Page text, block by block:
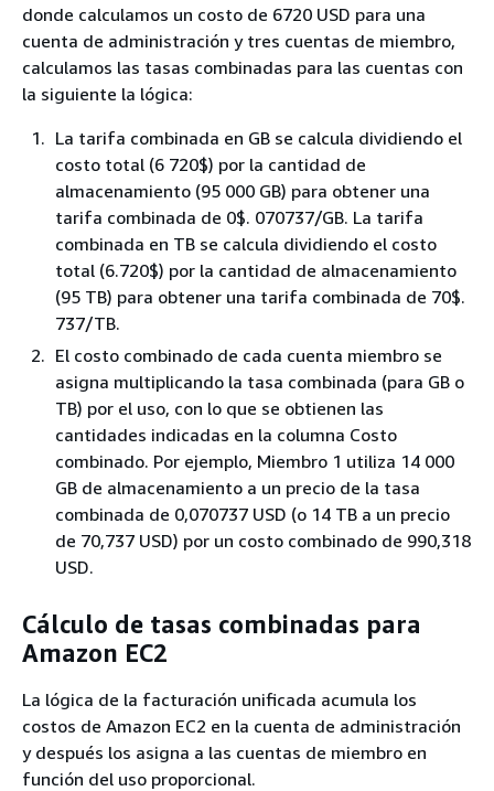
donde calculamos un costo de 6720 USD para una
cuenta de administración y tres cuentas de miembro,
calculamos las tasas combinadas para las cuentas con
la siguiente la lógica:
La tarifa combinada en GB se calcula dividiendo el
costo total (6 720$) por la cantidad de
almacenamiento (95 000 GB) para obtener una
tarifa combinada de 0$. 070737/GB. La tarifa
combinada en TB se calcula dividiendo el costo
total (6.720$) por la cantidad de almacenamiento
(95 TB) para obtener una tarifa combinada de 70$.
737/TB.
El costo combinado de cada cuenta miembro se
asigna multiplicando la tasa combinada (para GB o
TB) por el uso, con lo que se obtienen las
cantidades indicadas en la columna Costo
combinado. Por ejemplo, Miembro 1 utiliza 14 000
GB de almacenamiento a un precio de la tasa
combinada de 0,070737 USD (o 14 TB a un precio
de 70,737 USD) por un costo combinado de 990,318
USD.
Cálculo de tasas combinadas para
Amazon EC2
La lógica de la facturación unificada acumula los
costos de Amazon EC2 en la cuenta de administración
y después los asigna a las cuentas de miembro en
función del uso proporcional.